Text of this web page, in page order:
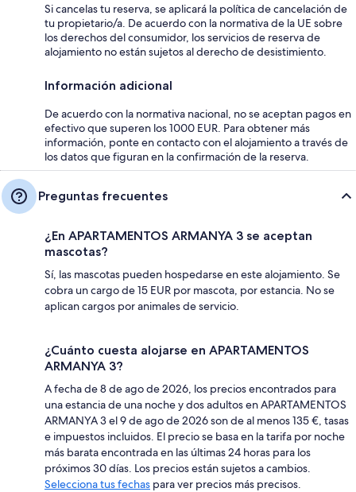
Si cancelas tu reserva, se aplicará la política de cancelación de
tu propietario/a. De acuerdo con la normativa de la UE sobre
los derechos del consumidor, los servicios de reserva de
alojamiento no están sujetos al derecho de desistimiento.
Información adicional
De acuerdo con la normativa nacional, no se aceptan pagos en
efectivo que superen los 1000 EUR. Para obtener más
información, ponte en contacto con el alojamiento a través de
los datos que figuran en la confirmación de la reserva.
Preguntas frecuentes
¿En APARTAMENTOS ARMANYA 3 se aceptan
mascotas?
Sí, las mascotas pueden hospedarse en este alojamiento. Se
cobra un cargo de 15 EUR por mascota, por estancia. No se
aplican cargos por animales de servicio.
¿Cuánto cuesta alojarse en APARTAMENTOS
ARMANYA 3?
A fecha de 8 de ago de 2026, los precios encontrados para
una estancia de una noche y dos adultos en APARTAMENTOS
ARMANYA 3 el 9 de ago de 2026 son de al menos 135 €, tasas
e impuestos incluidos. El precio se basa en la tarifa por noche
más barata encontrada en las últimas 24 horas para los
próximos 30 días. Los precios están sujetos a cambios.
Selecciona tus fechas para ver precios más precisos.